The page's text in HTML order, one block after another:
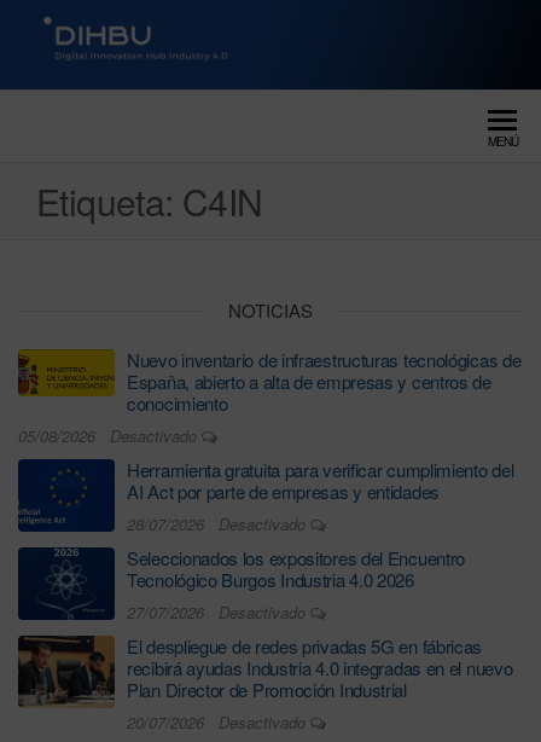
DIGITAL INNOVATION HUB
MENÚ
Etiqueta: C4IN
NOTICIAS
Nuevo inventario de infraestructuras tecnológicas de
España, abierto a alta de empresas y centros de
conocimiento
05/08/2026 Desactivado
Herramienta gratuita para verificar cumplimiento del
AI Act por parte de empresas y entidades
28/07/2026 Desactivado
Seleccionados los expositores del Encuentro
Tecnológico Burgos Industria 4.0 2026
27/07/2026 Desactivado
El despliegue de redes privadas 5G en fábricas
recibirá ayudas Industria 4.0 integradas en el nuevo
Plan Director de Promoción Industrial
20/07/2026 Desactivado